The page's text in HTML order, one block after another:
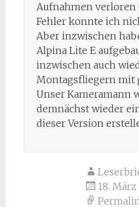
Aufnahmen verloren
Fehler konnte ich
Aber inzwischen
Alpina Lite E
inzwischen auch
Montagsfliegern mit
Unser Kameramann
demnächst wieder
dieser Version
18.